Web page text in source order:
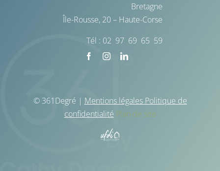
Bretagne
Île-Rousse, 20 – Haute-Corse
Tél : 02 97 69 65 59
© 361Degré | Mentions légales Politique de
confidentialité Plan de site